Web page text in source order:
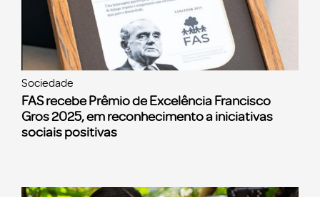
Sociedade
FAS recebe Prêmio de Excelência Francisco
Gros 2025, em reconhecimento a iniciativas
sociais positivas